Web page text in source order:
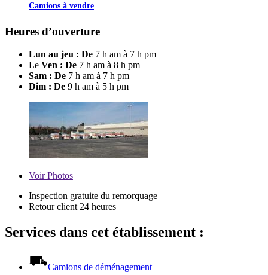
Camions à vendre
Heures d’ouverture
Lun au jeu : De 7 h am à 7 h pm
Le Ven : De 7 h am à 8 h pm
Sam : De 7 h am à 7 h pm
Dim : De 9 h am à 5 h pm
VoirPhotos
Inspection gratuite du remorquage
Retour client 24 heures
Services dans cet établissement :
Camions de déménagement